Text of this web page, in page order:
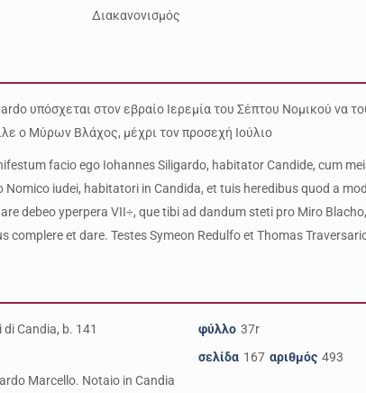
Διακανονισμός
υπόσχεται στον εβραίο Ιερεμία του Σέπτου Νομικού να
ο Μύρων Βλάχος, μέχρι τον προσεχή Ιούλιο
facio ego Iohannes Siligardo, habitator Candide, cum
Nomico iudei, habitatori in Candida, et tuis heredibus quod a
debeo yperpera VII÷, que tibi ad dandum steti pro Miro
complere et dare. Testes Symeon Redulfo et Thomas
di Candia, b. 141 φύλλο 37r
Marcello. Notaio in Candia
σελίδα 167 αριθμός 493